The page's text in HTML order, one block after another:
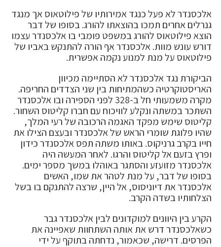
אלכסנדר לא פעל כנגד אמירותיו של פילוטאוס אך מנגד
גנרלים אחרים תמכו בהוצאתו להורג. בסופו של דבר
הוצא פילוטאוס להורג במשפט פומבי בו אלכסנדר עצמו
דורש עונש מוות. אלכסנדר אף הורה להתנקש באביו של
פילוטאוס על מנת למנוע נקמה אפשרית.
הביקורת נגד אלכסנדר לא הסתיימה מכיוון
האריסטוקרטיה כשהמתיחות בין שני הצדדים החריפה.
מקרה משמעותי חל ב-328 לפני הספירה ובו אלכסנדר
השתכר במשתה ונקלע לוויכוח עם חברו קליטוס השחור.
קליטוס שימש מפקד האגמה הרכובה של רעי המלך,
שהיו פלוגת שומרי הראש של אלכסנדר ובעצם הצילו את
חייו בקרב גרניקוס. באותו משתה תפס אלכסנדר כידון
ופרץ בזעם אל קליטוס והרגו. לאחר המעשה היה
אלכסנדר מזועזע והסתגר באוהלו במשך מספר ימים.
בסופו של דבר, על מנת לטהר את שמו, האשים
אלכסנדר את דיוניסוס, אל היין, שרצה להתנקם בו בשל
הצלחותיו בשדה הקרב.
הקרע בין היוונים למוקדונים לבין אלכסנדר גבר
כשאלכסנדר דרש את אותה השתחוות שאפיינה את
הפרסים. דרישה, שכאמור, נדחתה בתוקף על ידי